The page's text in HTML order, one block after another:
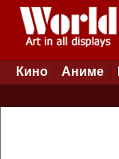
Кино Аниме